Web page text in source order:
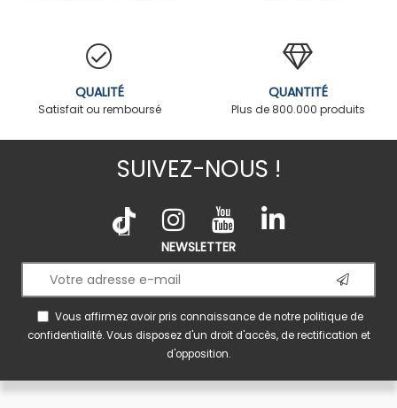
QUALITÉ
Satisfait ou remboursé
QUANTITÉ
Plus de 800.000 produits
SUIVEZ-NOUS !
NEWSLETTER
Vous affirmez avoir pris connaissance de notrepolitique de
confidentialité. Vous disposez d'un droit d'accès, de rectification et
d'opposition.